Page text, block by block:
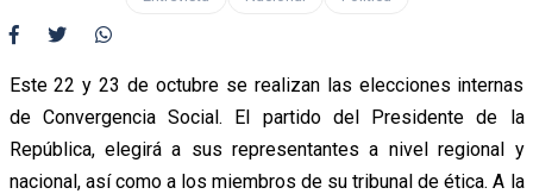
Este 22 y 23 de octubre se realizan las elecciones internas
de Convergencia Social. El partido del Presidente de la
República, elegirá a sus representantes a nivel regional y
nacional, así como a los miembros de su tribunal de ética. A la